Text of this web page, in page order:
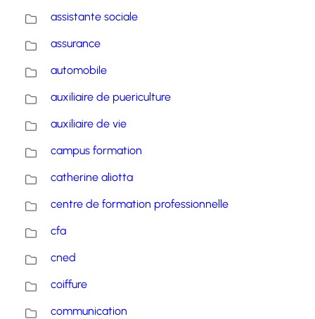
assistante sociale
assurance
automobile
auxiliaire de puericulture
auxiliaire de vie
campus formation
catherine aliotta
centre de formation professionnelle
cfa
cned
coiffure
communication